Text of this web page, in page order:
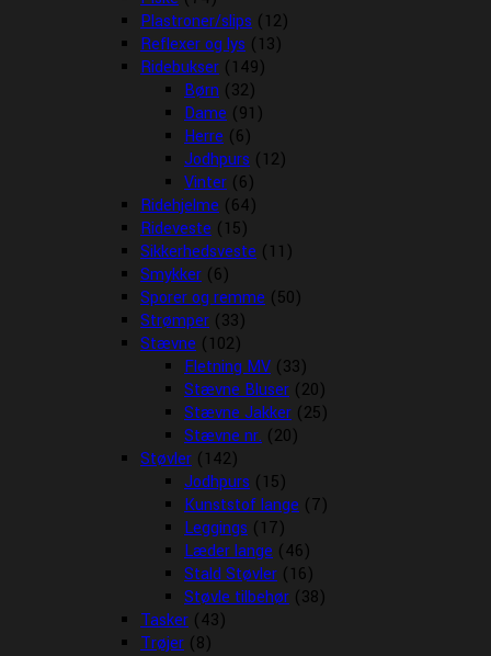
Plastroner/slips (12)
Reflexer og lys (13)
Ridebukser (149)
Børn (32)
Dame (91)
Herre (6)
Jodhpurs (12)
Vinter (6)
Ridehjelme (64)
Rideveste (15)
Sikkerhedsveste (11)
Smykker (6)
Sporer og remme (50)
Strømper (33)
Stævne (102)
Fletning MV (33)
Stævne Bluser (20)
Stævne Jakker (25)
Stævne nr. (20)
Støvler (142)
Jodhpurs (15)
Kunststof lange (7)
Leggings (17)
Læder lange (46)
Stald Støvler (16)
Støvle tilbehør (38)
Tasker (43)
Trøjer (8)